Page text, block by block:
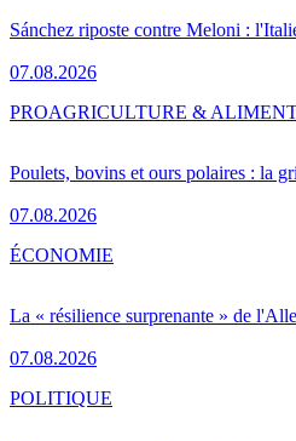
Sánchez riposte contre Meloni :
07.08.2026
Poulets, bovins et ours polaires : la
07.08.2026
PROAGRICULTURE &
La « résilience surprenante » de
07.08.2026
ÉCONOMIE
POLITIQUE